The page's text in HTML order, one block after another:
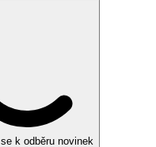
k odběru novinek